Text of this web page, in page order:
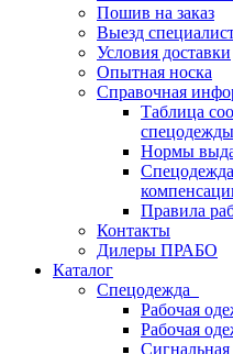
Пошив на заказ
Выезд
Условия доставки
Опытная носка
Справочная
Таблица
спецодежды
Нормы
Правила
Контакты
Дилеры ПРАБО
Каталог
Спецодежда
Рабочая
Рабочая